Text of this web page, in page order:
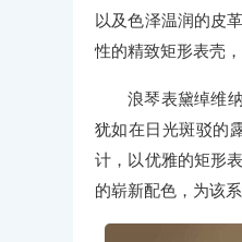
以及色泽温润的皮
性的精致矩形表壳
浪琴表黛绰维
犹如在日光斑驳的
计，以优雅的矩形
的崭新配色，为该